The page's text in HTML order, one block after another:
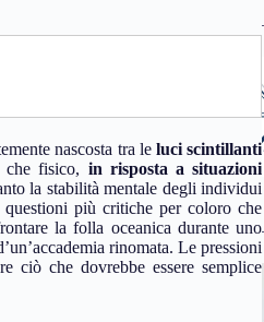
nascosta tra le luci scintillanti
fisico, in risposta a situazioni
la stabilità mentale degli individui
più critiche per coloro che
la folla oceanica durante uno
rinomata. Le pressioni
ciò che dovrebbe essere semplice